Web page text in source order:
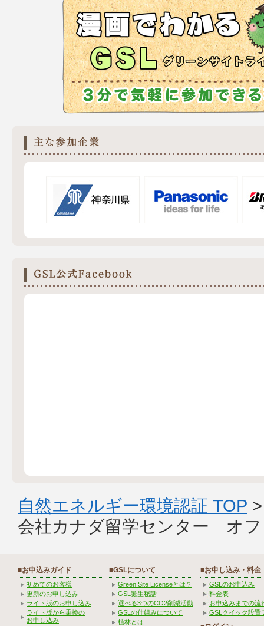
自然エネルギー環境認証 TOP
会社カナダ留学センター オ
■お申込みガイド
初めてのお客様
更新のお申し込み
ライト版のお申し込み
ライト版から乗換の
お申し込み
■GSLについて
Green Site Licenseとは？
GSL誕生秘話
選べる3つのCO2削減活動
GSLの仕組みについて
植林とは
■お申し込み・料金
GSLのお申込み
料金表
お申込みまでの流
GSLクイック設置